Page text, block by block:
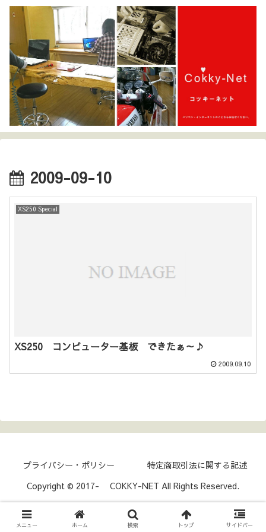
2009-09-10
XS250 Special
XS250 コンピューター基板 できたぁ～♪
2009.09.10
プライバシー・ポリシー
特定商取引法に関する記述
Copyright © 2017- COKKY-NET All Rights Reserved.
メニュー ホーム 検索 トップ サイドバー